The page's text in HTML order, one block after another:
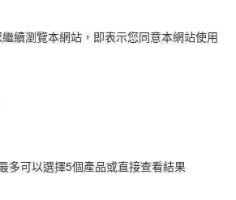
續瀏覽本網站，即表示您同意本網站使用
多可以選擇5個產品或直接查看結果